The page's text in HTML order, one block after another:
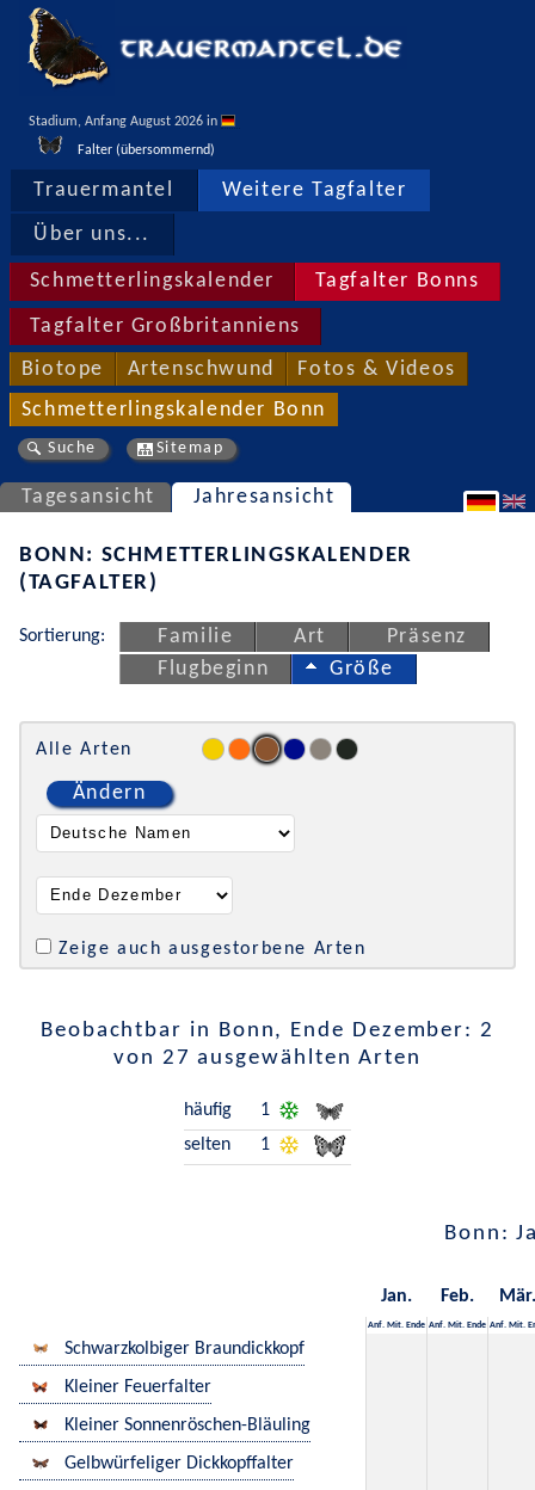
Stadium, Anfang August 2026 in
Falter (übersommernd)
Trauermantel Weitere Tagfalter
Über uns...
Schmetterlingskalender Tagfalter Bonns
Tagfalter Großbritanniens
Biotope Artenschwund Fotos & Videos
Schmetterlingskalender Bonn
Suche Sitemap
Tagesansicht Jahresansicht
BONN: SCHMETTERLINGSKALENDER
(TAGFALTER)
Sortierung: Familie Art
Präsenz
Flugbeginn
Größe
Alle Arten
Ändern
Zeige auch ausgestorbene Arten
Beobachtbar in Bonn, Ende Dezember: 2
von 27 ausgewählten Arten
häufig
1
selten
1
Bonn:
Jan. Feb. Mär.
Anf. Mit. Ende Anf. Mit. Ende Anf. Mit.
Schwarzkolbiger Braundickkopf
Kleiner Feuerfalter
Kleiner Sonnenröschen-Bläuling
Gelbwürfeliger Dickkopffalter